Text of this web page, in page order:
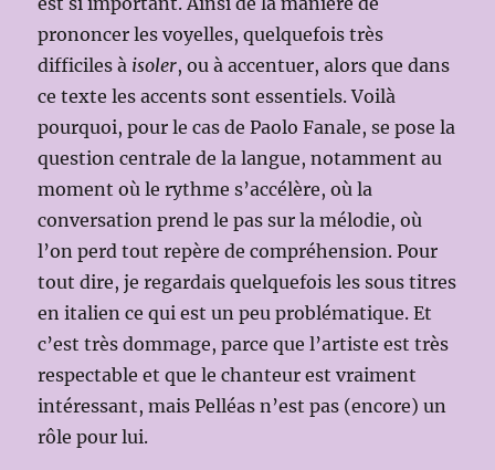
prononcer les voyelles, quelquefois très
difficiles à isoler, ou à accentuer, alors que dans
ce texte les accents sont essentiels. Voilà
pourquoi, pour le cas de Paolo Fanale, se pose la
question centrale de la langue, notamment au
moment où le rythme s’accélère, où la
conversation prend le pas sur la mélodie, où
l’on perd tout repère de compréhension. Pour
tout dire, je regardais quelquefois les sous titres
en italien ce qui est un peu problématique. Et
c’est très dommage, parce que l’artiste est très
respectable et que le chanteur est vraiment
intéressant, mais Pelléas n’est pas (encore) un
rôle pour lui.